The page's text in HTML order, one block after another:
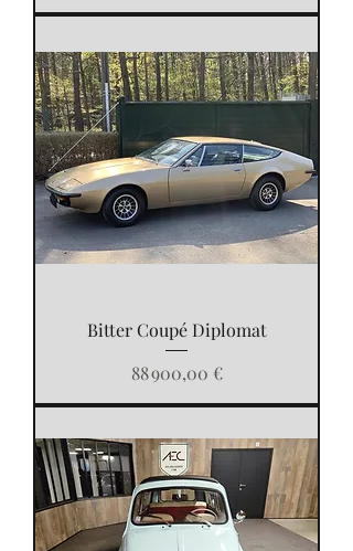
Bitter Coupé Diplomat
Prix
88 900,00 €